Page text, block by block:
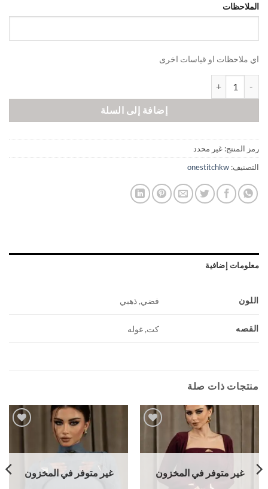
الملاحظات
اي ملاحظات او قياسات اخرى
إضافة إلى السلة
رمز المنتج: غير محدد
التصنيف: onestitchkw
معلومات إضافية
اللون فضي, ذهبي
القصه كت, غوله
منتجات ذات صلة
غير متوفر في المخزون غير متوفر في المخزون